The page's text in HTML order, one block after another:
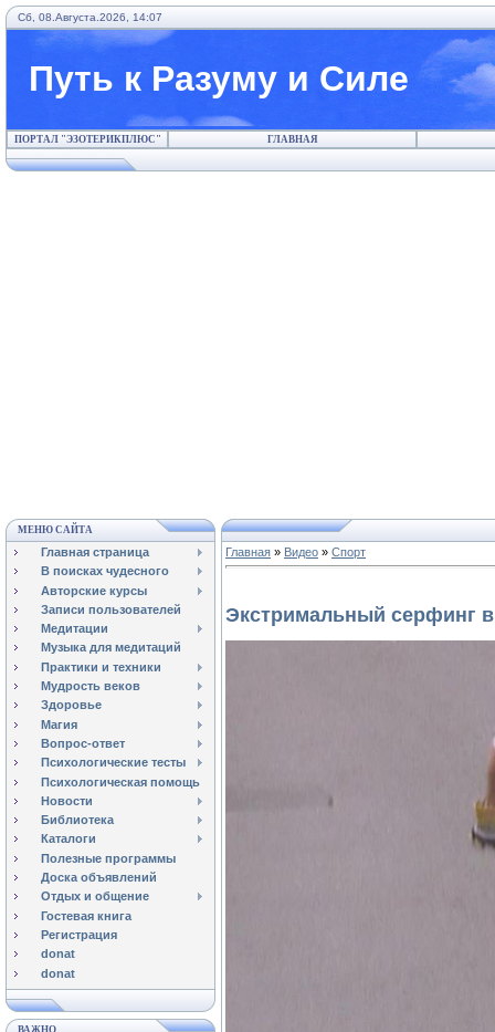
Сб, 08.Августа.2026, 14:07
Путь к Разуму и Силе
ПОРТАЛ "ЭЗОТЕРИКПЛЮС" ГЛАВНАЯ
МЕНЮ САЙТА
Главная страница
В поисках чудесного
Авторские курсы
Записи пользователей
Медитации
Музыка для медитаций
Практики и техники
Мудрость веков
Здоровье
Магия
Вопрос-ответ
Психологические тесты
Психологическая помощь
Новости
Библиотека
Каталоги
Полезные программы
Доска объявлений
Отдых и общение
Гостевая книга
Регистрация
donat
donat
ВАЖНО
Главная » Видео » Спорт
Экстримальный серфинг